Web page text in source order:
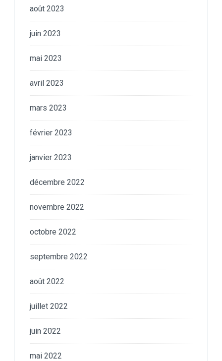
août 2023
juin 2023
mai 2023
avril 2023
mars 2023
février 2023
janvier 2023
décembre 2022
novembre 2022
octobre 2022
septembre 2022
août 2022
juillet 2022
juin 2022
mai 2022